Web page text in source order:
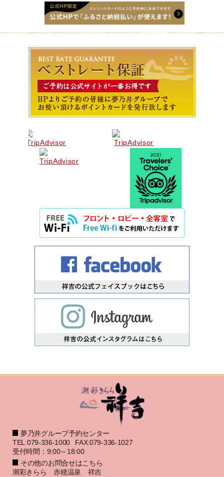
夢乃井グループ予約センター
TEL:079-336-1000
FAX:079-336-1027
受付時間：9:00～18:00
その他のお問合せはこちら
潮彩きらら 赤穂温泉 祥吉